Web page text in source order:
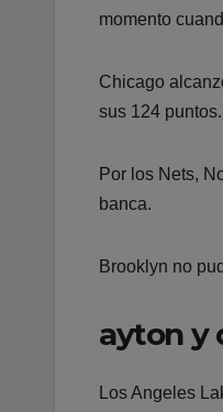
momento
Chicago
sus 124 puntos.
Por los Nets,
banca.
Brooklyn no
ayton y
Los Angeles